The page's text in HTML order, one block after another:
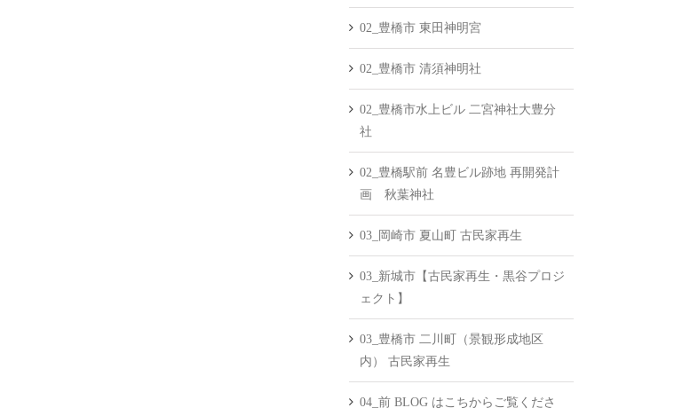
02_豊橋市 東田神明宮
02_豊橋市 清須神明社
02_豊橋市水上ビル 二宮神社大豊分
社
02_豊橋駅前 名豊ビル跡地 再開発計
画 秋葉神社
03_岡崎市 夏山町 古民家再生
03_新城市【古民家再生・黒谷プロジ
ェクト】
03_豊橋市 二川町（景観形成地区
内） 古民家再生
04_前 BLOG はこちからご覧くださ